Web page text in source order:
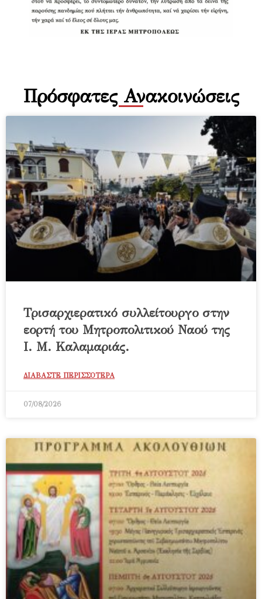
Πρόσφατες Ανακοινώσεις
Τρισαρχιερατικό συλλείτουργο στην
εορτή του Μητροπολιτικού Ναού της
Ι. Μ. Καλαμαριάς.
ΔΙΑΒΑΣΤΕ ΠΕΡΙΣΣΟΤΕΡΑ
07/08/2026